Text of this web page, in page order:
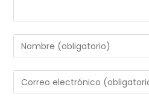
Introduce
tu
nombre
Introduce
tu